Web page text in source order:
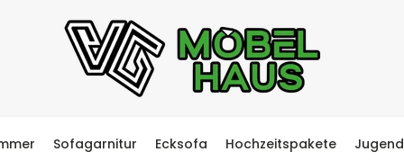
Sofagarnitur Ecksofa Hochzeitspakete